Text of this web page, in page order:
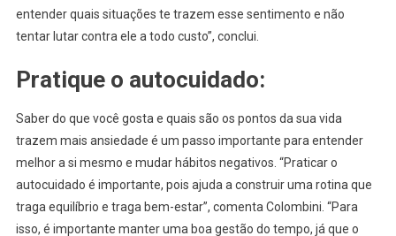
entender quais situações te trazem esse sentimento e não
tentar lutar contra ele a todo custo”, conclui.
Pratique o autocuidado:
Saber do que você gosta e quais são os pontos da sua vida
trazem mais ansiedade é um passo importante para entender
melhor a si mesmo e mudar hábitos negativos. “Praticar o
autocuidado é importante, pois ajuda a construir uma rotina que
traga equilíbrio e traga bem-estar”, comenta Colombini. “Para
isso, é importante manter uma boa gestão do tempo, já que o